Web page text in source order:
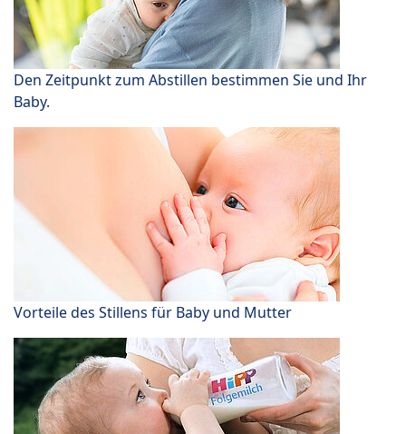
Den Zeitpunkt zum Abstillen bestimmen Sie und Ihr
Baby.
Vorteile des Stillens für Baby und Mutter